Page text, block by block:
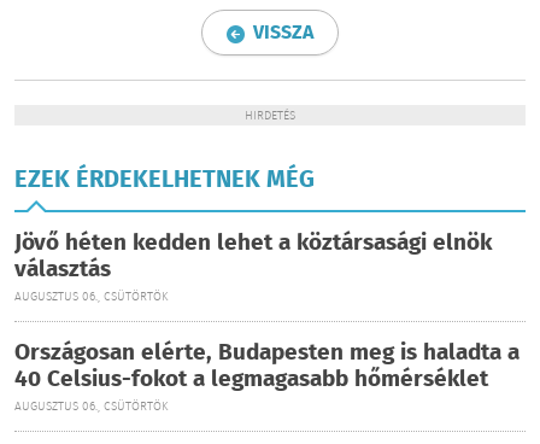
VISSZA
HIRDETÉS
EZEK ÉRDEKELHETNEK MÉG
Jövő héten kedden lehet a köztársasági elnök
választás
AUGUSZTUS 06., CSÜTÖRTÖK
Országosan elérte, Budapesten meg is haladta a
40 Celsius-fokot a legmagasabb hőmérséklet
AUGUSZTUS 06., CSÜTÖRTÖK